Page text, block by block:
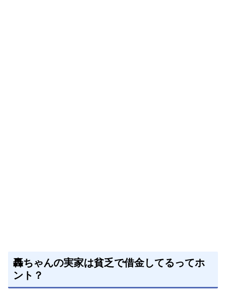
轟ちゃんの実家は貧乏で借金してるってホ
ント？